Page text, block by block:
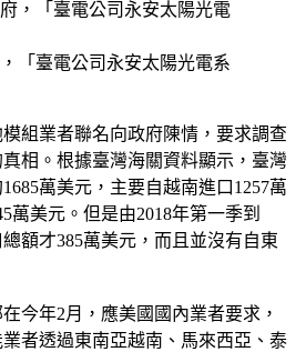
「臺電公司永安太陽光電系
組業者聯名向政府陳情，要求調查
相。根據臺灣海關資料顯示，臺灣
萬美元，主要自越南進口1257萬
萬美元。但是由2018年第一季到
額才385萬美元，而且並沒有自東
今年2月，應美國國內業者要求，
者透過東南亞越南、馬來西亞、泰